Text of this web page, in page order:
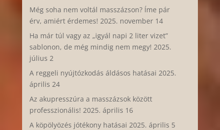
Még soha nem voltál masszázson? Íme pár
érv, amiért érdemes! 2025. november 14
Ha már túl vagy az „igyál napi 2 liter vizet”
sablonon, de még mindig nem megy! 2025.
július 2
A reggeli nyújtózkodás áldásos hatásai 2025.
április 24
Az akupresszúra a masszázsok között
professzionális! 2025. április 16
A köpölyözés jótékony hatásai 2025. április 5